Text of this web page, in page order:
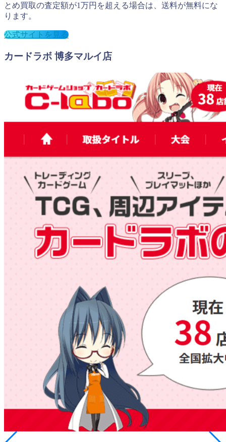
とめ買取の査定額が1万円を超える場合は、送料が無料にな
ります。
公式サイトを見る
カードラボ 博多マルイ店